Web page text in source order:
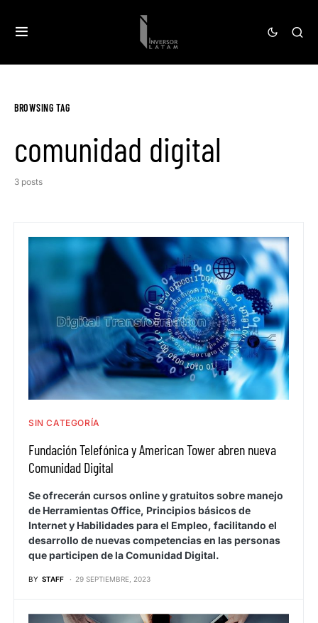
BROWSING TAG
comunidad digital
3 posts
SIN CATEGORÍA
Fundación Telefónica y American Tower abren nueva
Comunidad Digital
Se ofrecerán cursos online y gratuitos sobre manejo
de Herramientas Office, Principios básicos de
Internet y Habilidades para el Empleo, facilitando el
desarrollo de nuevas competencias en las personas
que participen de la Comunidad Digital.
BY STAFF 29 SEPTIEMBRE, 2023